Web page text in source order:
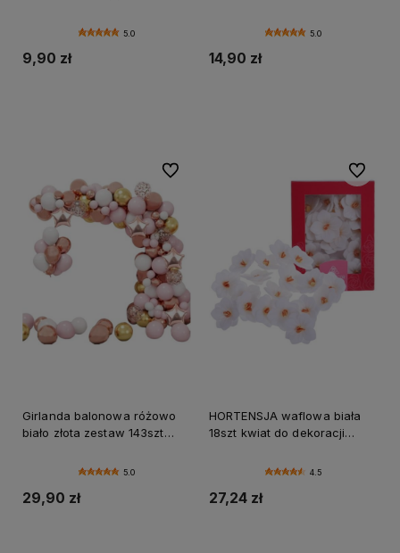
5.0
9,90 zł
5.0
14,90 zł
Girlanda balonowa różowo
biało złota zestaw 143szt
5.0
29,90 zł
Do ulubionych
HORTENSJA waflowa biała
18szt kwiat do dekoracji
4.5
27,24 zł
Do